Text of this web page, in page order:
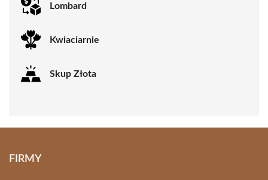
Lombard
Kwiaciarnie
Skup Złota
FIRMY